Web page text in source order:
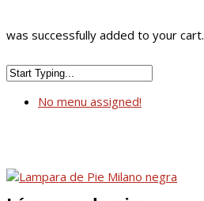
was successfully added to your cart.
No menu assigned!